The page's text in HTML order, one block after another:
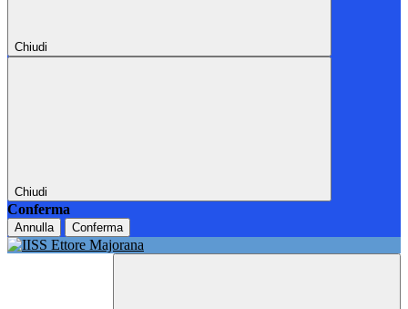
Chiudi
Chiudi
Conferma
Annulla Conferma